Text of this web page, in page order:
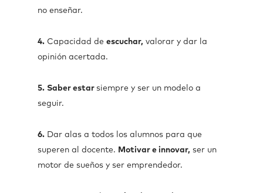
no enseñar.
4. Capacidad de escuchar, valorar y dar la
opinión acertada.
5. Saber estar siempre y ser un modelo a
seguir.
6. Dar alas a todos los alumnos para que
superen al docente. Motivar e innovar, ser un
motor de sueños y ser emprendedor.